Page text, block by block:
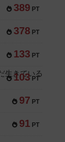
389 PT
378 PT
133 PT
103 PT
97 PT
91 PT